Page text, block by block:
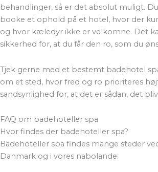
behandlinger, så er det absolut muligt.
booke et ophold på et hotel, hvor der
og hvor kæledyr ikke er velkomne. Det
sikkerhed for, at du får den ro, som du
Tjek gerne med et bestemt badehotel
om et sted, hvor fred og ro prioriteres
sandsynlighed for, at det er sådan, det
FAQ om badehoteller spa
Hvor findes der badehoteller spa?
Badehoteller spa findes mange steder
Danmark og i vores nabolande.